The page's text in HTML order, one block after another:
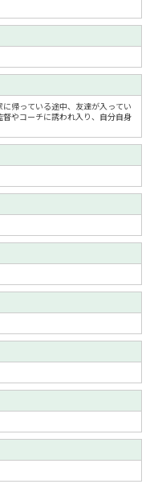
帰っている途中、友達が入ってい
やコーチに誘われ入り、自分自身